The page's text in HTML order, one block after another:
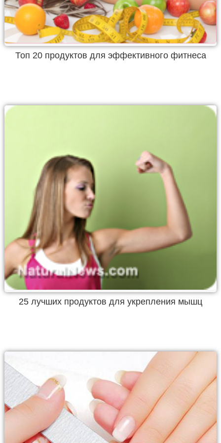
Топ 20 продуктов для эффективного фитнеса
25 лучших продуктов для укрепления мышц